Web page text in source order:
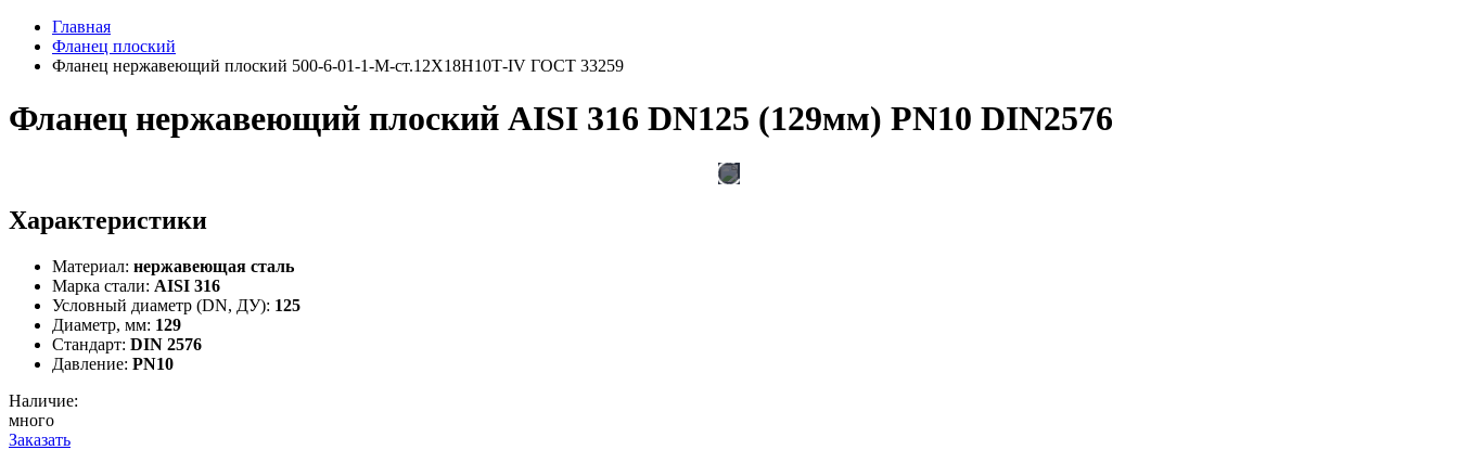
Главная
Фланец плоский
Фланец нержавеющий плоский 500-6-01-1-M-ст.12Х18Н10Т-IV ГОСТ 33259
Фланец нержавеющий плоский AISI 316 DN125 (129мм) PN10 DIN2576
Характеристики
Материал: нержавеющая сталь
Марка стали: AISI 316
Условный диаметр (DN, ДУ): 125
Диаметр, мм: 129
Стандарт: DIN 2576
Давление: PN10
Наличие:
много
Заказать